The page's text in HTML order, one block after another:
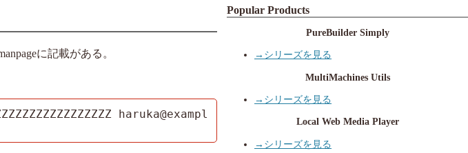
に記載がある。
haruka@exampl
Popular Products
PureBuilder Simply
→シリーズを見る
MultiMachines Utils
→シリーズを見る
Local Web Media Player
→シリーズを見る